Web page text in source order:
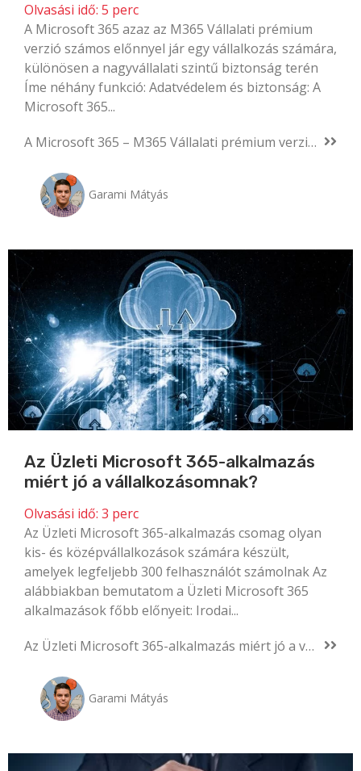
Olvasási idő: 5 perc
A Microsoft 365 azaz az M365 Vállalati prémium
verzió számos előnnyel jár egy vállalkozás számára,
különösen a nagyvállalati szintű biztonság terén
Íme néhány funkció: Adatvédelem és biztonság: A
Microsoft 365...
A Microsoft 365 – M365 Vállalati prémium verzió miért jó a vállalkozásomnak?
Garami Mátyás
Az Üzleti Microsoft 365-alkalmazás
miért jó a vállalkozásomnak?
Olvasási idő: 3 perc
Az Üzleti Microsoft 365-alkalmazás csomag olyan
kis- és középvállalkozások számára készült,
amelyek legfeljebb 300 felhasználót számolnak Az
alábbiakban bemutatom a Üzleti Microsoft 365
alkalmazások főbb előnyeit: Irodai...
Az Üzleti Microsoft 365-alkalmazás miért jó a vállalkozásomnak?
Garami Mátyás